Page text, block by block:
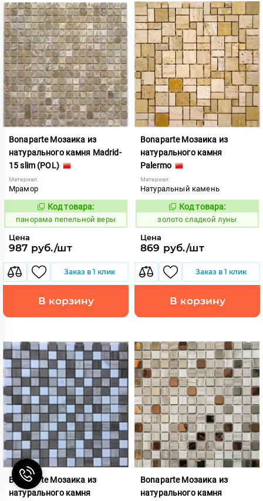
Bonaparte Мозаика из
натурального камня Madrid-
15 slim (POL)
Материал:
Мрамор
540008
Код товара:
панорама пепельной веры
Цена
987 руб./шт
Заказ в 1 клик
В корзину
Bonaparte Мозаика из
натурального камня
Palermo
Материал:
Натуральный камень
527045
Код товара:
золото сладкой луны
Цена
869 руб./шт
Заказ в 1 клик
В корзину
Bonaparte Мозаика из
натурального камня
Bonaparte Мозаика из
натурального камня